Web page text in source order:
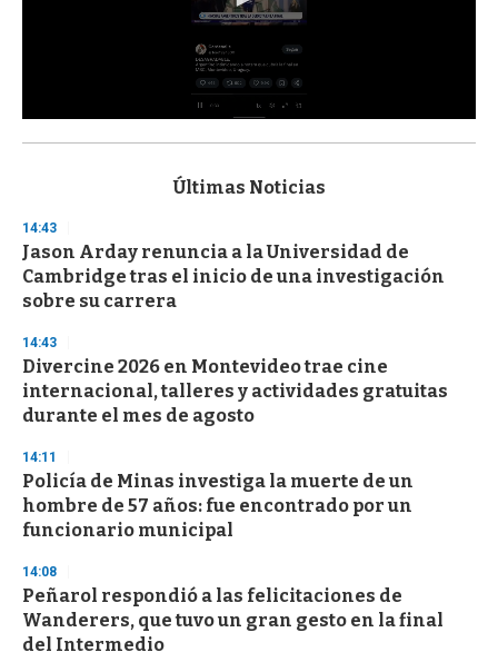
s
d
s
o
f
3
s
e
c
o
n
Últimas Noticias
14:43
Jason Arday renuncia a la Universidad de
Cambridge tras el inicio de una investigación
sobre su carrera
14:43
Divercine 2026 en Montevideo trae cine
internacional, talleres y actividades gratuitas
durante el mes de agosto
14:11
Policía de Minas investiga la muerte de un
hombre de 57 años: fue encontrado por un
funcionario municipal
14:08
Peñarol respondió a las felicitaciones de
Wanderers, que tuvo un gran gesto en la final
del Intermedio